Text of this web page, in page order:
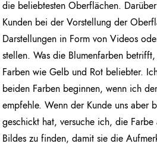
die beliebtesten Oberflächen.
Kunden bei der Vorstellung der
Darstellungen in Form von Videos
stellen. Was die Blumenfarben
Farben wie Gelb und Rot beliebter.
beiden Farben beginnen, wenn ich
empfehle. Wenn der Kunde uns aber
geschickt hat, versuche ich, die Farbe
Bildes zu finden, damit sie die